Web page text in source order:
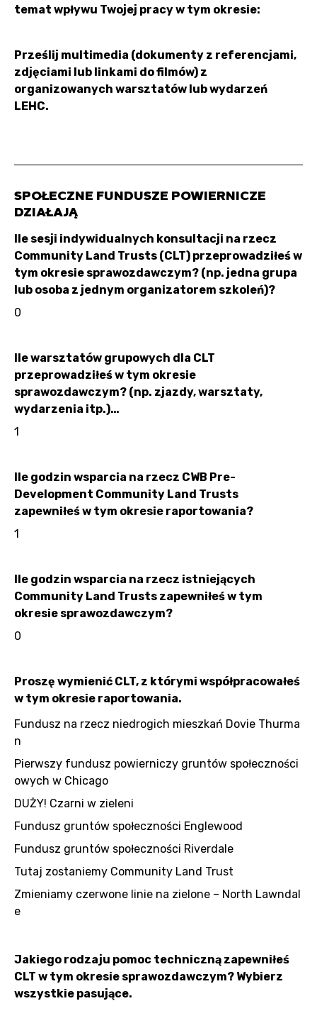
temat wpływu Twojej pracy w tym okresie:
Prześlij multimedia (dokumenty z referencjami,
zdjęciami lub linkami do filmów) z
organizowanych warsztatów lub wydarzeń
LEHC.
SPOŁECZNE FUNDUSZE POWIERNICZE
DZIAŁAJĄ
Ile sesji indywidualnych konsultacji na rzecz
Community Land Trusts (CLT) przeprowadziłeś w
tym okresie sprawozdawczym? (np. jedna grupa
lub osoba z jednym organizatorem szkoleń)?
0
Ile warsztatów grupowych dla CLT
przeprowadziłeś w tym okresie
sprawozdawczym? (np. zjazdy, warsztaty,
wydarzenia itp.)…
1
Ile godzin wsparcia na rzecz CWB Pre-
Development Community Land Trusts
zapewniłeś w tym okresie raportowania?
1
Ile godzin wsparcia na rzecz istniejących
Community Land Trusts zapewniłeś w tym
okresie sprawozdawczym?
0
Proszę wymienić CLT, z którymi współpracowałeś
w tym okresie raportowania.
Fundusz na rzecz niedrogich mieszkań Dovie Thurma
n
Pierwszy fundusz powierniczy gruntów społeczności
owych w Chicago
DUŻY! Czarni w zieleni
Fundusz gruntów społeczności Englewood
Fundusz gruntów społeczności Riverdale
Tutaj zostaniemy Community Land Trust
Zmieniamy czerwone linie na zielone – North Lawndal
e
Jakiego rodzaju pomoc techniczną zapewniłeś
CLT w tym okresie sprawozdawczym? Wybierz
wszystkie pasujące.